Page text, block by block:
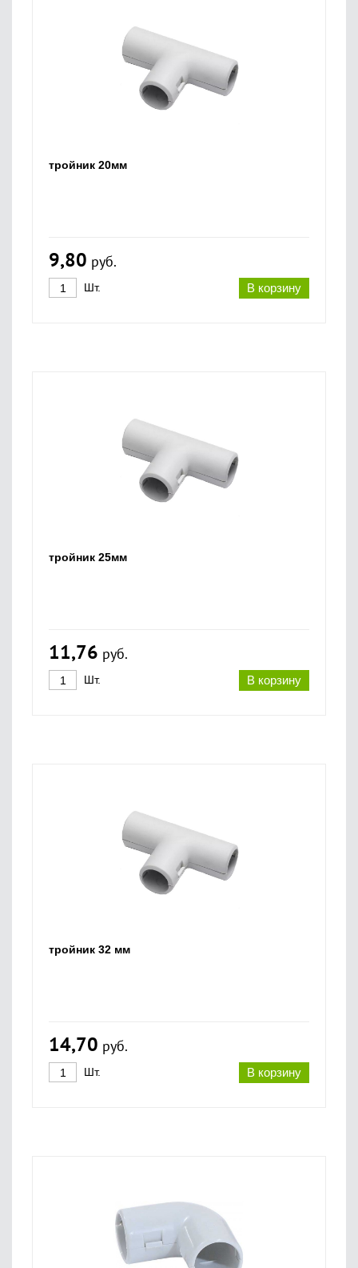
тройник 20мм
9,80 руб.
В корзину
Шт.
тройник 25мм
11,76 руб.
В корзину
Шт.
тройник 32 мм
14,70 руб.
В корзину
Шт.